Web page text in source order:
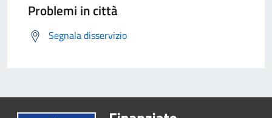
Problemi in città
Segnala disservizio